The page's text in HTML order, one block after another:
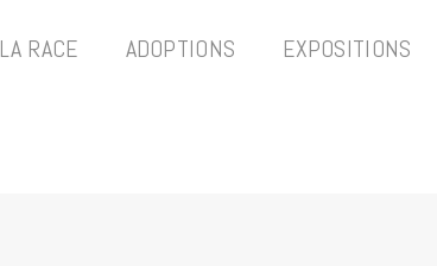
LA RACE ADOPTIONS EXPOSITIONS